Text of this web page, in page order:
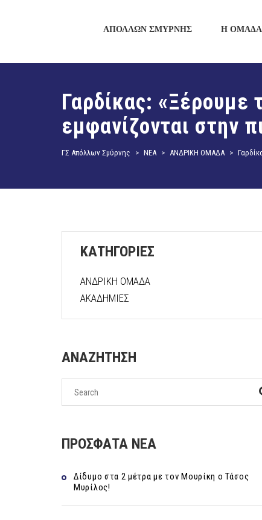
ΑΠΟΛΛΩΝ ΣΜΥΡΝΗΣ Η ΟΜΑΔΑ
Γαρδίκας: «Ξέρουμε
εμφανίζονται στην
ΓΣ Απόλλων Σμύρνης > ΝΕΑ > ΑΝΔΡΙΚΗ ΟΜΑΔΑ >
ΚΑΤΗΓΟΡΙΕΣ
ΑΝΔΡΙΚΗ ΟΜΑΔΑ
ΑΚΑΔΗΜΙΕΣ
ΑΝΑΖΗΤΗΣΗ
ΠΡΟΣΦΑΤΑ ΝΕΑ
Δίδυμο στα 2 μέτρα με τον Μουρίκη ο Τάσος
Μυρίλος!